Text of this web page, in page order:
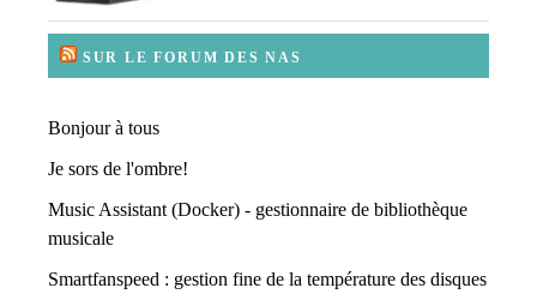
SUR LE FORUM DES NAS
Bonjour à tous
Je sors de l'ombre!
Music Assistant (Docker) - gestionnaire de bibliothèque
musicale
Smartfanspeed : gestion fine de la température des disques